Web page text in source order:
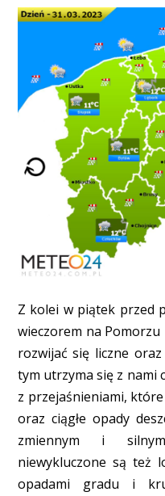
Z kolei w piątek przed
wieczorem na Pomorzu
rozwijać się liczne
tym utrzyma się z nami
z przejaśnieniami,
oraz ciągłe opady
zmiennym i
niewykluczone są też
opadami gradu i